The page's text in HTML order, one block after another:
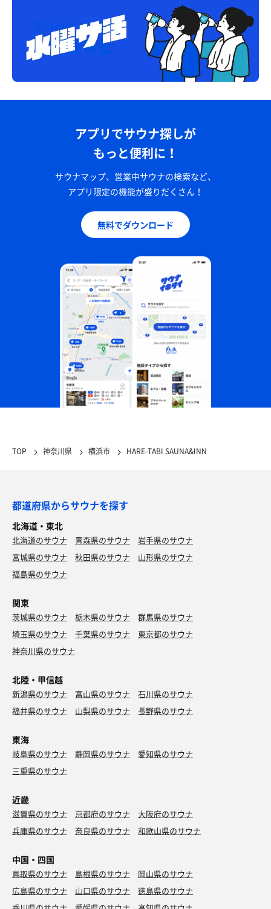
ホロホロ南蛮つけ蕎麦
馬ユッケと名古屋風手羽先
アプリでサウナ探しが
もっと便利に！
サウナマップ、営業中サウナの検索など、
アプリ限定の機能が盛りだくさん！
無料でダウンロード
TOP 神奈川県 横浜市 HARE-TABI SAUNA&INN
都道府県からサウナを探す
北海道・東北
北海道のサウナ 青森県のサウナ
岩手県のサウナ
宮城県のサウナ
秋田県のサウナ
山形県のサウナ
福島県のサウナ
関東
茨城県のサウナ 栃木県のサウナ
群馬県のサウナ
埼玉県のサウナ
千葉県のサウナ
東京都のサウナ
神奈川県のサウナ
北陸・甲信越
新潟県のサウナ 富山県のサウナ
石川県のサウナ
福井県のサウナ
山梨県のサウナ 長野県のサウナ
東海
岐阜県のサウナ 静岡県のサウナ
愛知県のサウナ
三重県のサウナ
近畿
滋賀県のサウナ 京都府のサウナ
大阪府のサウナ
兵庫県のサウナ
奈良県のサウナ 和歌山県のサウナ
中国・四国
鳥取県のサウナ 島根県のサウナ
岡山県のサウナ
広島県のサウナ
山口県のサウナ
徳島県のサウナ